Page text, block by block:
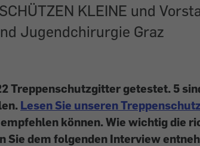
KLEINE und
Jugendchirurgie Graz
Treppenschutzgitter getestet. 5
Lesen Sie unseren
können. Wie wichtig die
Sie dem folgenden Interview